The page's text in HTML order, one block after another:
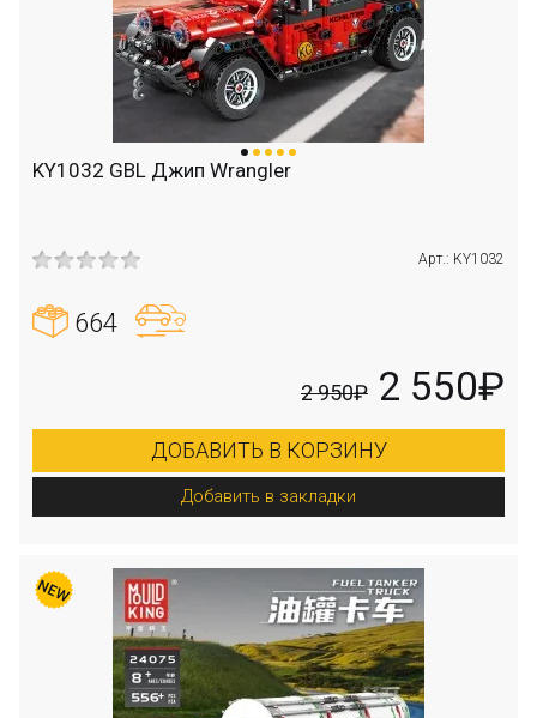
KY1032 GBL Джип Wrangler
Арт.: KY1032
664
2 950₽ 2 550₽
ДОБАВИТЬ В КОРЗИНУ
Добавить в закладки